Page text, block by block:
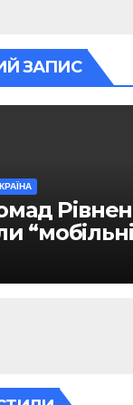
ЗАПИС